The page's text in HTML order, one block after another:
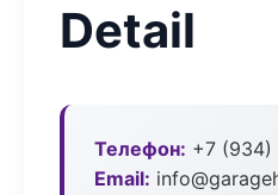
Detail
Телефон: +7 (934)
Email: